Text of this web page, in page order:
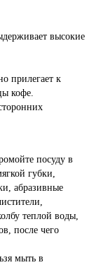
высокие
прилегает к
кофе.
посуду в
губки,
абразивные
теплой воды,
после чего
мыть в